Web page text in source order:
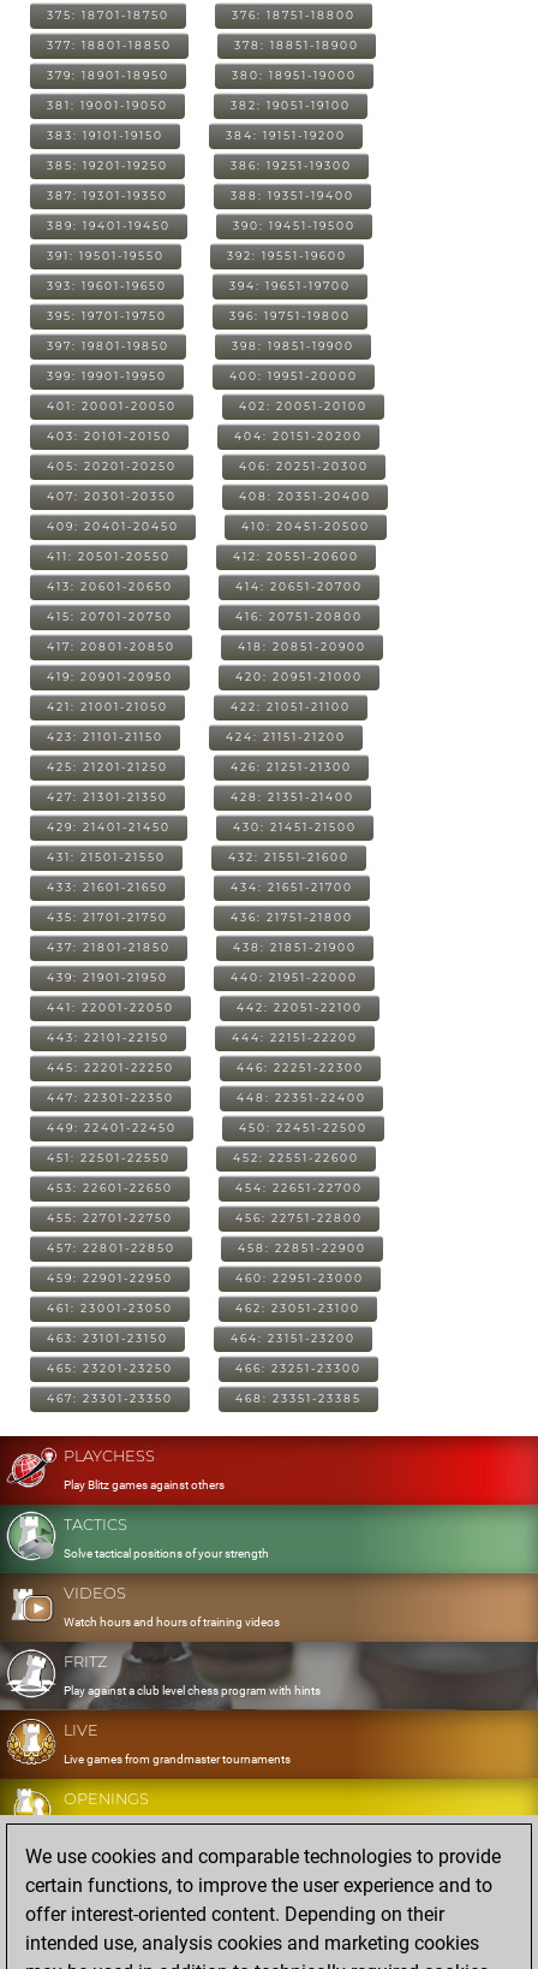
375: 18701-18750 376: 18751-18800
377: 18801-18850 378: 18851-18900
379: 18901-18950 380: 18951-19000
381: 19001-19050 382: 19051-19100
383: 19101-19150 384: 19151-19200
385: 19201-19250 386: 19251-19300
387: 19301-19350 388: 19351-19400
389: 19401-19450 390: 19451-19500
391: 19501-19550 392: 19551-19600
393: 19601-19650 394: 19651-19700
395: 19701-19750 396: 19751-19800
397: 19801-19850 398: 19851-19900
399: 19901-19950 400: 19951-20000
401: 20001-20050 402: 20051-20100
403: 20101-20150 404: 20151-20200
405: 20201-20250 406: 20251-20300
407: 20301-20350 408: 20351-20400
409: 20401-20450 410: 20451-20500
411: 20501-20550 412: 20551-20600
413: 20601-20650 414: 20651-20700
415: 20701-20750 416: 20751-20800
417: 20801-20850 418: 20851-20900
419: 20901-20950 420: 20951-21000
421: 21001-21050 422: 21051-21100
423: 21101-21150 424: 21151-21200
425: 21201-21250 426: 21251-21300
427: 21301-21350 428: 21351-21400
429: 21401-21450 430: 21451-21500
431: 21501-21550 432: 21551-21600
433: 21601-21650 434: 21651-21700
435: 21701-21750 436: 21751-21800
437: 21801-21850 438: 21851-21900
439: 21901-21950 440: 21951-22000
441: 22001-22050 442: 22051-22100
443: 22101-22150 444: 22151-22200
445: 22201-22250 446: 22251-22300
447: 22301-22350 448: 22351-22400
449: 22401-22450 450: 22451-22500
451: 22501-22550 452: 22551-22600
453: 22601-22650 454: 22651-22700
455: 22701-22750 456: 22751-22800
457: 22801-22850 458: 22851-22900
459: 22901-22950 460: 22951-23000
461: 23001-23050 462: 23051-23100
463: 23101-23150 464: 23151-23200
465: 23201-23250 466: 23251-23300
467: 23301-23350 468: 23351-23385
PLAYCHESS
Play Blitz games against others
TACTICS
Solve tactical positions of your strength
VIDEOS
Watch hours and hours of training videos
FRITZ
Play against a club level chess program with hints
LIVE
Live games from grandmaster tournaments
OPENINGS
Develop and exercise your openings
DATABASE
Eight million strong games
MYGAMES
Store and analyse your own games in the cloud
We use cookies and comparable technologies to provide
certain functions, to improve the user experience and to
offer interest-oriented content. Depending on their
intended use, analysis cookies and marketing cookies